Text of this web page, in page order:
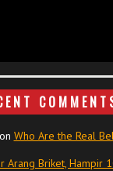
on Who Are the Real
Arang Briket, Hampir